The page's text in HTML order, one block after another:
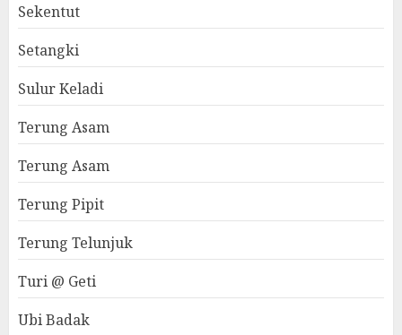
Sekentut
Setangki
Sulur Keladi
Terung Asam
Terung Asam
Terung Pipit
Terung Telunjuk
Turi @ Geti
Ubi Badak